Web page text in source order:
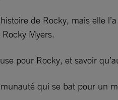
de Rocky, mais elle
Myers.
pour Rocky, et savoir
qui se bat pour un